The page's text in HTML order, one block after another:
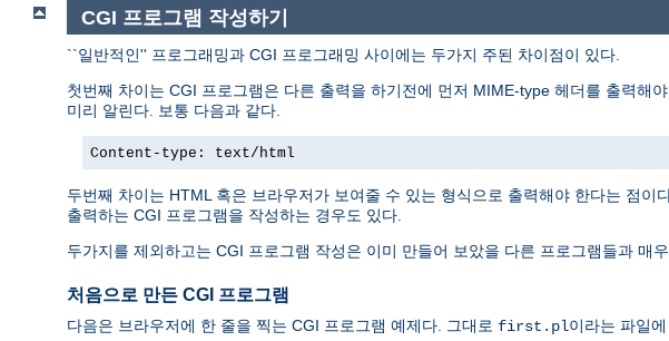
CGI 프로그램 작성하기
``일반적인'' 프로그래밍과 CGI 프로그래밍 사이에는 두가지 주된 차이점이 있다.
첫번째 차이는 CGI 프로그램은 다른 출력을 하기전에 먼저 MIME-type 헤더를 출력해
미리 알린다. 보통 다음과 같다.
Content-type: text/html
두번째 차이는 HTML 혹은 브라우저가 보여줄 수 있는 형식으로 출력해야 한다는 점
출력하는 CGI 프로그램을 작성하는 경우도 있다.
두가지를 제외하고는 CGI 프로그램 작성은 이미 만들어 보았을 다른 프로그램들과 매
처음으로 만든 CGI 프로그램
다음은 브라우저에 한 줄을 찍는 CGI 프로그램 예제다. 그대로 first.pl이라는 파일에